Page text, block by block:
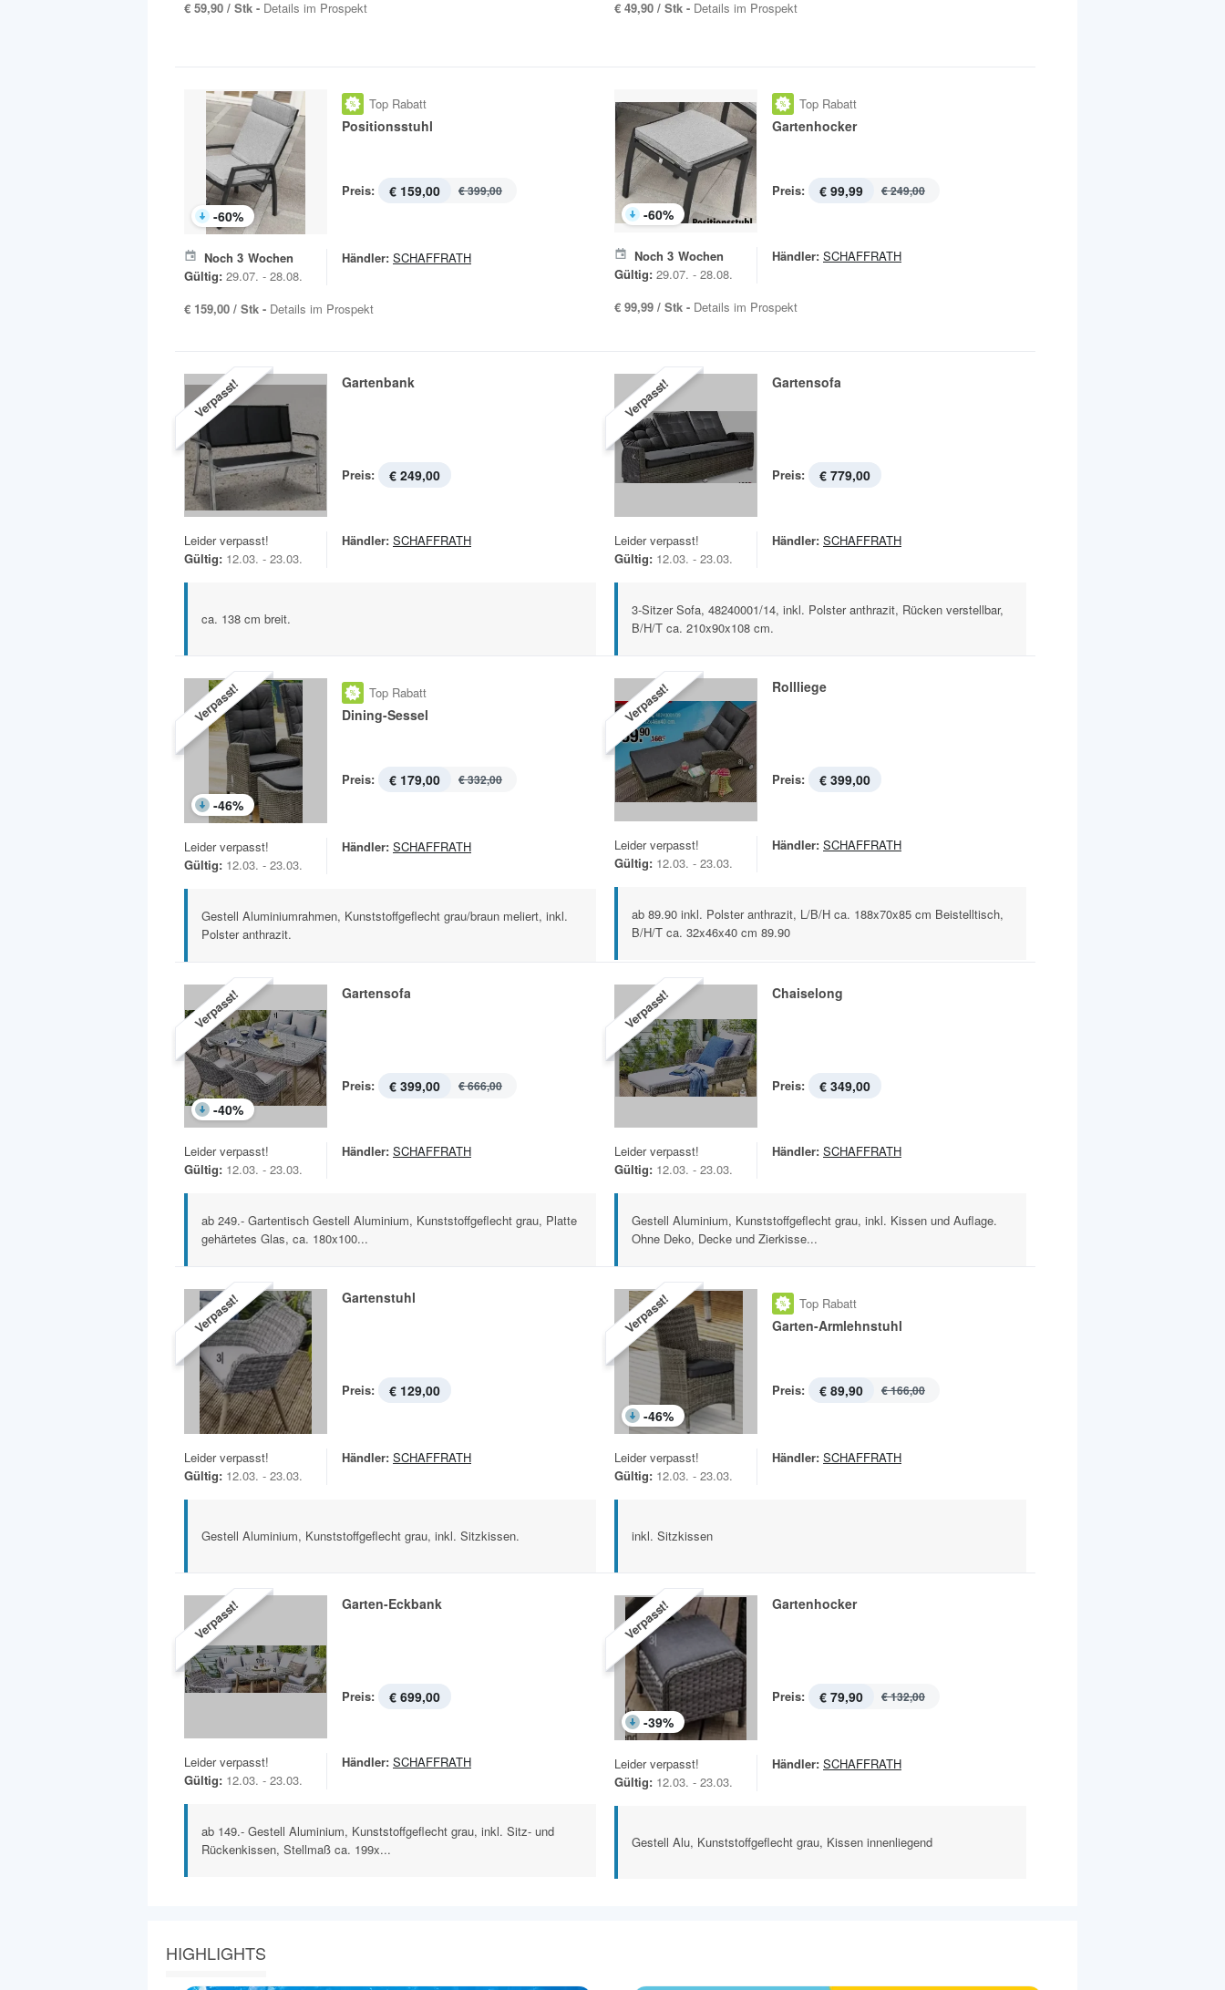
€ 59,90 / Stk - Details im Prospekt € 49,90 / Stk - Details im Prospekt
-60%
Top Rabatt
Positionsstuhl
Preis: € 159,00 € 399,00
Noch 3 Wochen
Gültig: 29.07. - 28.08.
Händler: SCHAFFRATH
€ 159,00 / Stk - Details im Prospekt
-60%
Top Rabatt
Gartenhocker
Preis: € 99,99 € 249,00
Noch 3 Wochen
Gültig: 29.07. - 28.08.
Händler: SCHAFFRATH
€ 99,99 / Stk - Details im Prospekt
Verpasst! Gartenbank
Preis: € 249,00
Leider verpasst!
Gültig: 12.03. - 23.03.
Händler: SCHAFFRATH
ca. 138 cm breit.
Verpasst! Gartensofa
Preis: € 779,00
Leider verpasst!
Gültig: 12.03. - 23.03.
Händler: SCHAFFRATH
3-Sitzer Sofa, 48240001/14, inkl. Polster anthrazit, Rücken verstellbar,
B/H/T ca. 210x90x108 cm.
Verpasst!
-46%
Top Rabatt
Dining-Sessel
Preis: € 179,00 € 332,00
Leider verpasst!
Gültig: 12.03. - 23.03.
Händler: SCHAFFRATH
Gestell Aluminiumrahmen, Kunststoffgeflecht grau/braun meliert, inkl.
Polster anthrazit.
Verpasst! Rollliege
Preis: € 399,00
Leider verpasst!
Gültig: 12.03. - 23.03.
Händler: SCHAFFRATH
ab 89.90 inkl. Polster anthrazit, L/B/H ca. 188x70x85 cm Beistelltisch,
B/H/T ca. 32x46x40 cm 89.90
Verpasst!
-40%
Gartensofa
Preis: € 399,00 € 666,00
Leider verpasst!
Gültig: 12.03. - 23.03.
Händler: SCHAFFRATH
ab 249.- Gartentisch Gestell Aluminium, Kunststoffgeflecht grau, Platte
gehärtetes Glas, ca. 180x100...
Verpasst! Chaiselong
Preis: € 349,00
Leider verpasst!
Gültig: 12.03. - 23.03.
Händler: SCHAFFRATH
Gestell Aluminium, Kunststoffgeflecht grau, inkl. Kissen und Auflage.
Ohne Deko, Decke und Zierkisse...
Verpasst! Gartenstuhl
Preis: € 129,00
Leider verpasst!
Gültig: 12.03. - 23.03.
Händler: SCHAFFRATH
Gestell Aluminium, Kunststoffgeflecht grau, inkl. Sitzkissen.
Verpasst!
-46%
Top Rabatt
Garten-Armlehnstuhl
Preis: € 89,90 € 166,00
Leider verpasst!
Gültig: 12.03. - 23.03.
Händler: SCHAFFRATH
inkl. Sitzkissen
Verpasst! Garten-Eckbank
Preis: € 699,00
Leider verpasst!
Gültig: 12.03. - 23.03.
Händler: SCHAFFRATH
ab 149.- Gestell Aluminium, Kunststoffgeflecht grau, inkl. Sitz- und
Rückenkissen, Stellmaß ca. 199x...
Verpasst!
-39%
Gartenhocker
Preis: € 79,90 € 132,00
Leider verpasst!
Gültig: 12.03. - 23.03.
Händler: SCHAFFRATH
Gestell Alu, Kunststoffgeflecht grau, Kissen innenliegend
HIGHLIGHTS